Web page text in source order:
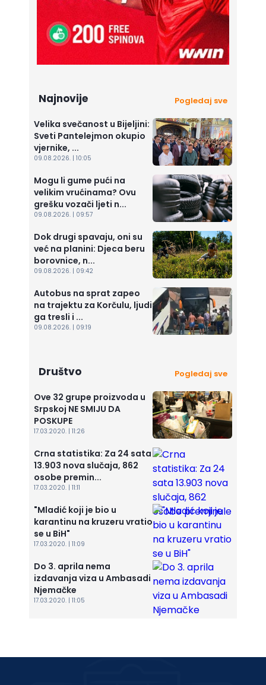
Najnovije Pogledaj sve
Velika svečanost u Bijeljini:
Sveti Pantelejmon okupio
vjernike, ...
09.08.2026. | 10:05
Mogu li gume pući na
velikim vrućinama? Ovu
grešku vozači ljeti n...
09.08.2026. | 09:57
Dok drugi spavaju, oni su
već na planini: Djeca beru
borovnice, n...
09.08.2026. | 09:42
Autobus na sprat zapeo
na trajektu za Korčulu, ljudi
ga tresli i ...
09.08.2026. | 09:19
Društvo Pogledaj sve
Ove 32 grupe proizvoda u
Srpskoj NE SMIJU DA
POSKUPE
17.03.2020. | 11:26
Crna statistika: Za 24 sata
13.903 nova slučaja, 862
osobe premin...
17.03.2020. | 11:11
"Mladić koji je bio u
karantinu na kruzeru vratio
se u BiH"
17.03.2020. | 11:09
Do 3. aprila nema
izdavanja viza u Ambasadi
Njemačke
17.03.2020. | 11:05